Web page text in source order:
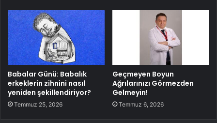
Babalar Günü: Babalık
erkeklerin zihnini nasıl
yeniden şekillendiriyor?
Temmuz 25, 2026
Geçmeyen Boyun
Ağrılarınızı Görmezden
Gelmeyin!
Temmuz 6, 2026